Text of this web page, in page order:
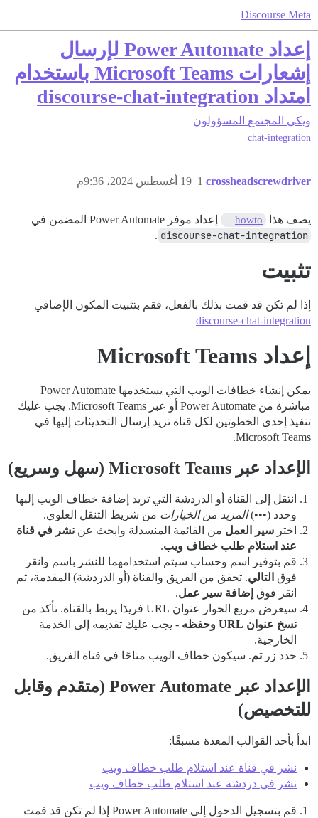
Discourse Meta
إعداد Power Automate لإرسال
إشعارات Microsoft Teams باستخدام
امتداد discourse-chat-integration
ويكي المجتمع المسؤولون
chat-integration
crossheadscrewdriver 19 أغسطس 2024، 9:36م 1
يصف هذا howto إعداد موفر Power Automate المضمن في
discourse-chat-integration
.
تثبيت
إذا لم تكن قد قمت بذلك بالفعل، فقم بتثبيت المكون الإضافي
discourse-chat-integration
إعداد Microsoft Teams
يمكن إنشاء خطافات الويب التي يستخدمها Power Automate
مباشرة من Power Automate أو عبر Microsoft Teams. يجب عليك
تنفيذ إحدى الخطوتين لكل قناة تريد إرسال التحديثات إليها في
Microsoft Teams.
الإعداد عبر Microsoft Teams (سهل وسريع)
انتقل إلى القناة أو الدردشة التي تريد إضافة خطاف الويب إليها
وحدد (•••)المزيد من الخيارات من شريط التنقل العلوي.
اختر سير العمل من القائمة المنسدلة وابحث عن نشر في قناة
عند استلام طلب خطاف ويب.
قم بتوفير اسم وحساب سيتم استخدامهما للنشر باسم وانقر
فوق التالي. تحقق من الفريق والقناة (أو الدردشة) المقدمة، ثم
انقر فوق إضافة سير عمل.
سيعرض مربع الحوار عنوان URL فريدًا يربط بالقناة. تأكد من
نسخ عنوان URL وحفظه
- يجب عليك تقديمه إلى الخدمة
الخارجية.
حدد زرتم. سيكون خطاف الويب متاحًا في قناة الفريق.
الإعداد عبر Power Automate (متقدم وقابل
للتخصيص)
ابدأ بأحد القوالب المعدة مسبقًا:
نشر في قناة عند استلام طلب خطاف ويب
نشر في دردشة عند استلام طلب خطاف ويب
قم بتسجيل الدخول إلى Power Automate إذا لم تكن قد قمت